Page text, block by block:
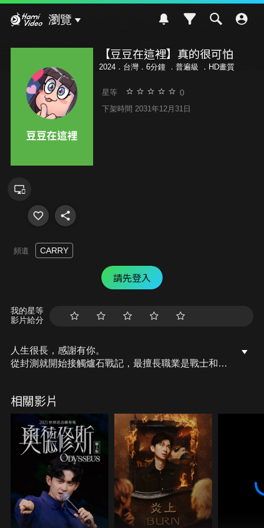
瀏覽
【豆豆在這裡】真的很可怕
2024．台灣．6分鐘 ． 普遍級 ．HD畫質
星等 0
下架時間 2031年12月31日
頻道 CARRY
請先登入
我的星等
影片給分
人生很長，感謝有你。
從封測就開始接觸爐石戰記，最擅長職業是戰士和牧
醒。
從陰暗幽霾的蛇界森林甦醒吧， 趁此良機，莫再猶
豫，恭請蛇界至尊雙飛寶典！
OSkomodo 還不一起加入蛇教跟著教主一起前進!
相關影片